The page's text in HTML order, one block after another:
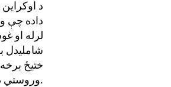
د
داده چې و
لر له ا و غو
شاملیدل
ختیځ
وروستيکولو کې مرسته کوي.